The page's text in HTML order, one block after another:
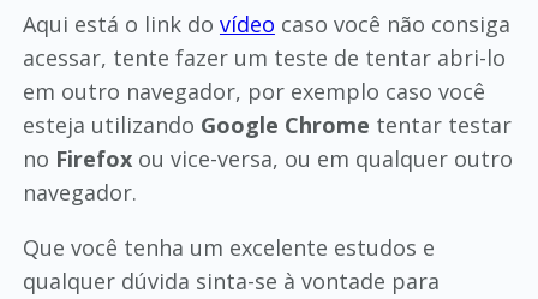
Aqui está o link do vídeo caso você não consiga
acessar, tente fazer um teste de tentar abri-lo
em outro navegador, por exemplo caso você
esteja utilizando Google Chrome tentar testar
no Firefoxou vice-versa, ou em qualquer outro
navegador.
Que você tenha um excelente estudos e
qualquer dúvida sinta-se à vontade para